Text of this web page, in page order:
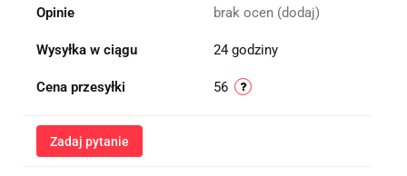
Opinie brak ocen (dodaj)
Wysyłka w ciągu 24 godziny
Cena przesyłki 56
Zadaj pytanie